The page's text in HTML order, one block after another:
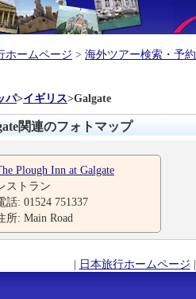
ホームページ > 海外ツアー検索・予約
パ>イギリス>Galgate
関連のフォトマップ
Plough Inn at Galgate
ストラン
話: 01524 751337
所: Main Road
| 日本旅行ホームページ |